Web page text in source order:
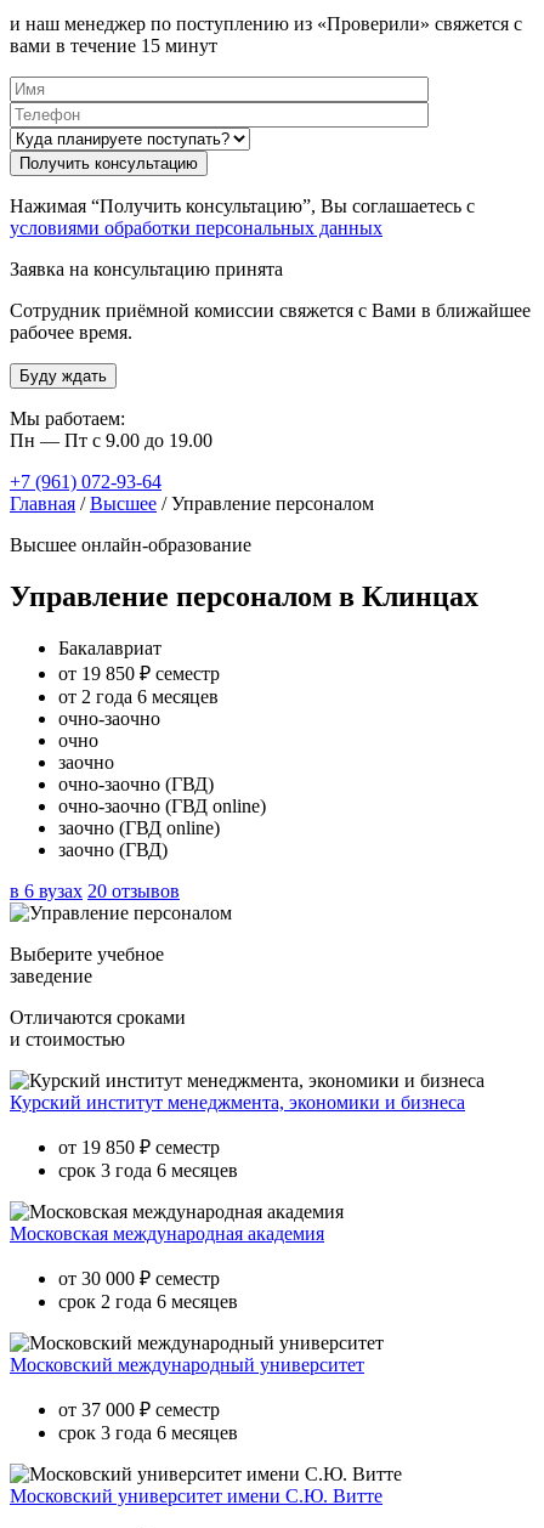
и наш менеджер по поступлению из «Проверили» свяжется с
вами в течение 15 минут
Нажимая “Получить консультацию”, Вы соглашаетесь с
условиями обработки персональных данных
Заявка на консультацию принята
Сотрудник приёмной комиссии свяжется с Вами в ближайшее
рабочее время.
Буду ждать
Мы работаем:
Пн — Пт с 9.00 до 19.00
+7 (961) 072-93-64
Главная / Высшее / Управление персоналом
Высшее онлайн-образование
Управление персоналом в Клинцах
Бакалавриат
от 19 850 ₽ семестр
от 2 года 6 месяцев
очно-заочно
очно
заочно
очно-заочно (ГВД)
очно-заочно (ГВД online)
заочно (ГВД online)
заочно (ГВД)
в 6 вузах 20 отзывов
Выберите учебное
заведение
Отличаются сроками
и стоимостью
Курский институт менеджмента, экономики и бизнеса
от 19 850 ₽ семестр
срок 3 года 6 месяцев
Московская международная академия
от 30 000 ₽ семестр
срок 2 года 6 месяцев
Московский международный университет
от 37 000 ₽ семестр
срок 3 года 6 месяцев
Московский университет имени С.Ю. Витте